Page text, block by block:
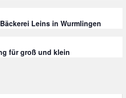
Leins in Wurmlingen
für groß und klein